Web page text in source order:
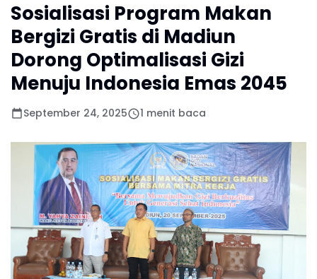
Sosialisasi Program Makan
Bergizi Gratis di Madiun
Dorong Optimalisasi Gizi
Menuju Indonesia Emas 2045
September 24, 2025 1 menit baca